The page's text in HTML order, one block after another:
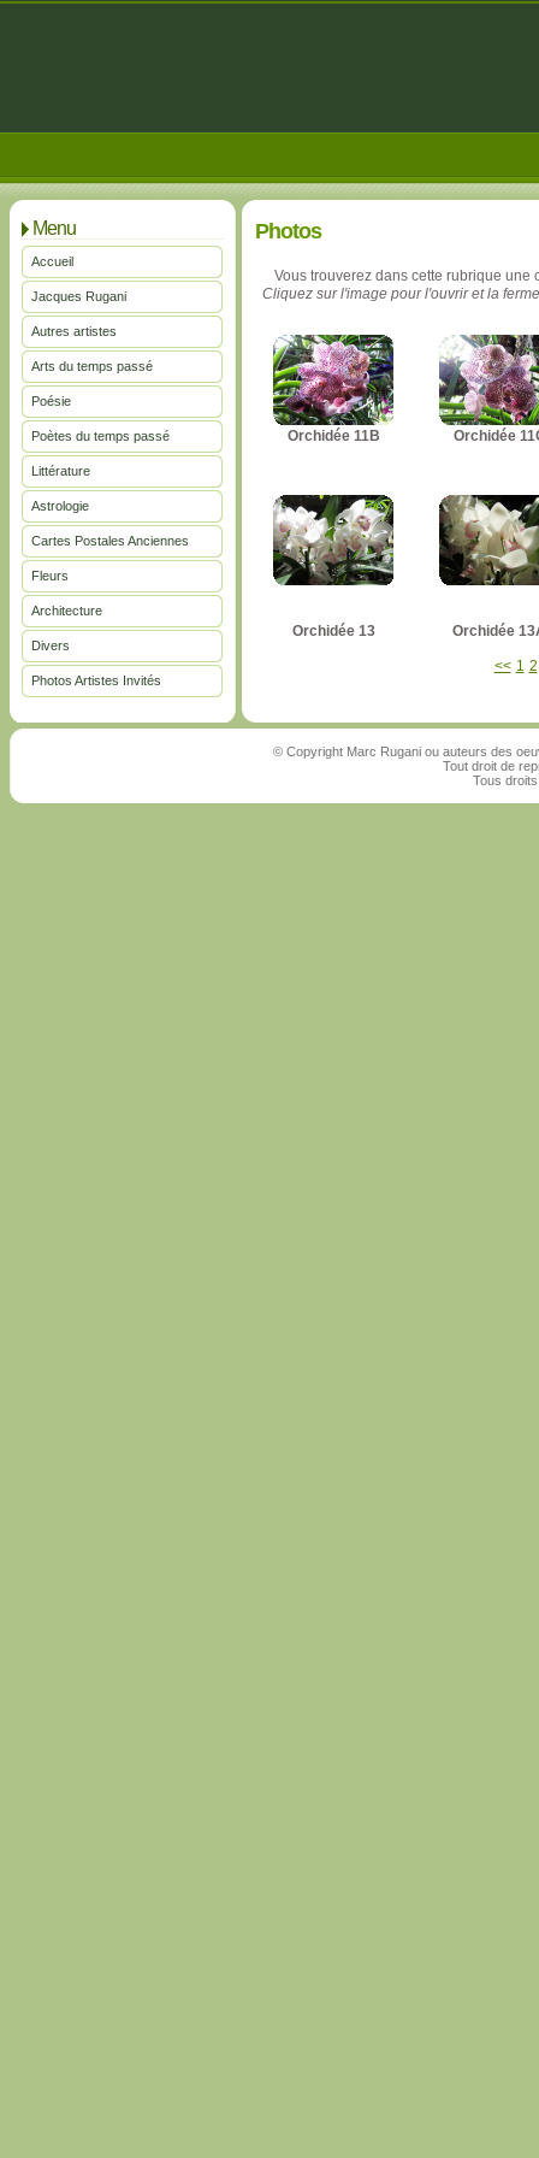
Menu
Accueil
Jacques Rugani
Autres artistes
Arts du temps passé
Poésie
Poètes du temps passé
Littérature
Astrologie
Cartes Postales Anciennes
Fleurs
Architecture
Divers
Photos Artistes Invités
Photos
Vous trouverez dans cette rubrique une
Cliquez sur l'image pour l'ouvrir et la
Orchidée 11B Orchidée
Orchidée 13 Orchidée
<< 1 2
© Copyright Marc Rugani ou auteurs des
Tout droit de
Tous